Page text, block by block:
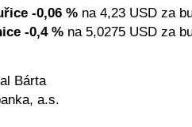
-0,06 % na 4,23 USD za
-0,4 % na 5,0275 USD za
Bárta
a.s.